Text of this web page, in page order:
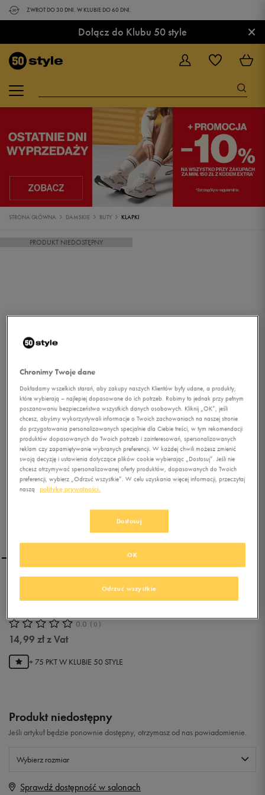
ZWROT DO 30 DNI. W KLUBIE DO 60 DNI.
Dołącz do Klubu 50 style ×
STRONA GŁÓWNA DAMSKIE BUTY KLAPKI
PRODUKT NIEDOSTĘPNY
0.0 ( 0 )
14,99 złz Vat
+ 75 PKT W KLUBIE 50 STYLE
Produkt niedostępny
Jeśli artykuł będzie ponownie dostępny, otrzymasz od nas powiadomienie.
Wybierz rozmiar
Rozmiary EU
Sprawdź dostępność w salonach
Chronimy Twoje dane
Dokładamy wszelkich starań, aby zakupy naszych Klientów były udane, a produkty,
które wybierają – najlepiej dopasowane do ich potrzeb. Robimy to jednak przy pełnym
poszanowaniu bezpieczeństwa wszystkich danych osobowych. Kliknij „OK”, jeśli
chcesz, abyśmy wykorzystywali informacje o Twoich zachowaniach na naszej stronie
do przygotowania personalizowanych specjalnie dla Ciebie treści, w tym rekomendacji
produktów dopasowanych do Twoich potrzeb i zainteresowań, spersonalizowanych
reklam czy zapamiętywanie wybranych preferencji. W każdej chwili możesz zmienić
swoją decyzję i ustawienia dotyczące plików cookie wybierając „Dostosuj”. Jeśli nie
chcesz otrzymywać spersonalizowanej oferty produktów, dopasowanych do Twoich
preferencji, wybierz „Odrzuć wszystkie”. W celu uzyskania więcej informacji, przeczytaj
naszą
politykę prywatności.
Dostosuj
Odrzuć wszystkie
OK